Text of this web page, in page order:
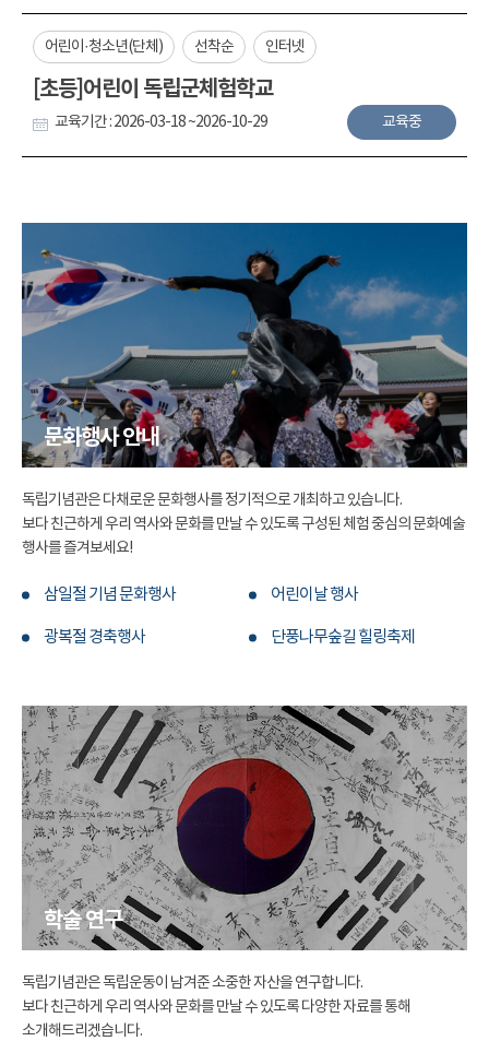
어린이·청소년(단체) 선착순 인터넷
[초등]어린이 독립군체험학교
교육기간 : 2026-03-18 ~2026-10-29 교육중
문화행사 안내
독립기념관은 다채로운 문화행사를 정기적으로 개최하고 있습니다.
보다 친근하게 우리 역사와 문화를 만날 수 있도록 구성된 체험 중심의 문화예술
행사를 즐겨보세요!
삼일절 기념 문화행사 어린이날 행사
광복절 경축행사 단풍나무숲길 힐링축제
학술 연구
독립기념관은 독립운동이 남겨준 소중한 자산을 연구합니다.
보다 친근하게 우리 역사와 문화를 만날 수 있도록 다양한 자료를 통해
소개해드리겠습니다.